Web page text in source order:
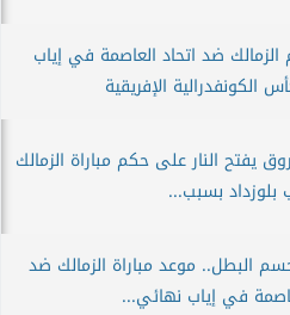
الزمالك ضد اتحاد العاصمة في إياب
الكونفدرالية الإفريقية
يفتح النار على حكم مباراة الزمالك
بسبب...
البطل.. موعد مباراة الزمالك ضد
في إياب نهائي...